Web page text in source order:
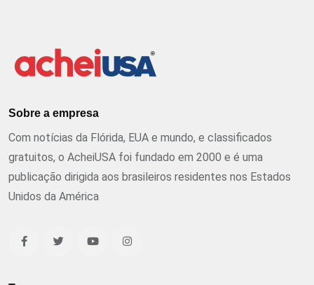
Sobre a empresa
Com notícias da Flórida, EUA e mundo, e classificados
gratuitos, o AcheiUSA foi fundado em 2000 e é uma
publicação dirigida aos brasileiros residentes nos Estados
Unidos da América